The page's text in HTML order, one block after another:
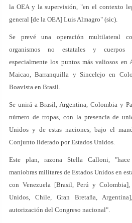
la OEA y la supervisión, "en el contexto
general [de la OEA] Luis Almagro" (sic).
Se prevé una operación multilateral
organismos no estatales y cuerpos
especialmente los puntos más valiosos en
Maicao, Barranquilla y Sincelejo en
Boavista en Brasil.
Se unirá a Brasil, Argentina, Colombia y
número de tropas, con la presencia de
Unidos y de estas naciones, bajo el
Conjunto liderado por Estados Unidos.
Este plan, razona Stella Calloni, "hace
maniobras militares de Estados Unidos en
con Venezuela [Brasil, Perú y
Unidos, Chile, Gran Bretaña,
autorización del Congreso nacional".